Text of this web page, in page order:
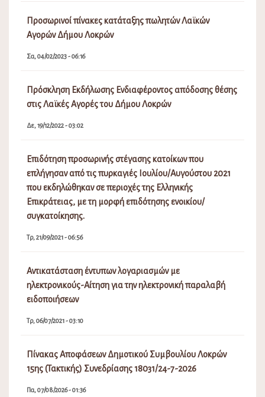
Προσωρινοί πίνακες κατάταξης πωλητών Λαϊκών
Αγορών Δήμου Λοκρών
Σα, 04/02/2023 - 06:16
Πρόσκληση Εκδήλωσης Ενδιαφέροντος απόδοσης θέσης
στις Λαϊκές Αγορές του Δήμου Λοκρών
Δε, 19/12/2022 - 03:02
Επιδότηση προσωρινής στέγασης κατοίκων που
επλήγησαν από τις πυρκαγιές Ιουλίου/Αυγούστου 2021
που εκδηλώθηκαν σε περιοχές της Ελληνικής
Επικράτειας, με τη μορφή επιδότησης ενοικίου/
συγκατοίκησης.
Τρ, 21/09/2021 - 06:56
Αντικατάσταση έντυπων λογαριασμών με
ηλεκτρονικούς-Αίτηση για την ηλεκτρονική παραλαβή
ειδοποιήσεων
Τρ, 06/07/2021 - 03:10
Πίνακας Αποφάσεων Δημοτικού Συμβουλίου Λοκρών
15ης (Τακτικής) Συνεδρίασης 18031/24-7-2026
Πα, 07/08/2026 - 01:36